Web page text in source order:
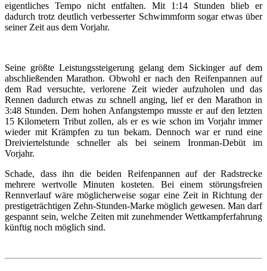
eigentliches Tempo nicht entfalten. Mit 1:14 Stunden blieb er
dadurch trotz deutlich verbesserter Schwimmform sogar etwas über
seiner Zeit aus dem Vorjahr.
Seine größte Leistungssteigerung gelang dem Sickinger auf dem
abschließenden Marathon. Obwohl er nach den Reifenpannen auf
dem Rad versuchte, verlorene Zeit wieder aufzuholen und das
Rennen dadurch etwas zu schnell anging, lief er den Marathon in
3:48 Stunden. Dem hohen Anfangstempo musste er auf den letzten
15 Kilometern Tribut zollen, als er es wie schon im Vorjahr immer
wieder mit Krämpfen zu tun bekam. Dennoch war er rund eine
Dreiviertelstunde schneller als bei seinem Ironman-Debüt im
Vorjahr.
Schade, dass ihn die beiden Reifenpannen auf der Radstrecke
mehrere wertvolle Minuten kosteten. Bei einem störungsfreien
Rennverlauf wäre möglicherweise sogar eine Zeit in Richtung der
prestigeträchtigen Zehn-Stunden-Marke möglich gewesen. Man darf
gespannt sein, welche Zeiten mit zunehmender Wettkampferfahrung
künftig noch möglich sind.